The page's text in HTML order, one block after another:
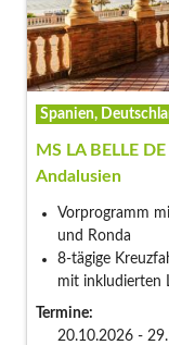
Spanien,
MS LA BELLE
Andalusien
Vorprogramm
und Ronda
8-tägige
mit inkludierten
Termine:
20.10.2026 -